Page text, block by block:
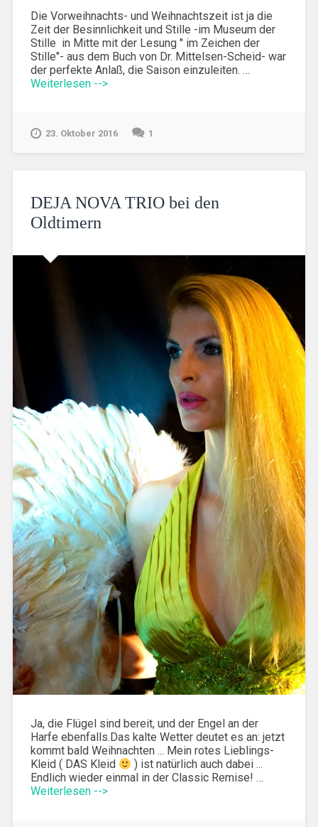
Die Vorweihnachts- und Weihnachtszeit ist ja die
Zeit der Besinnlichkeit und Stille -im Museum der
Stille in Mitte mit der Lesung " im Zeichen der
Stille"- aus dem Buch von Dr. Mittelsen-Scheid- war
der perfekte Anlaß, die Saison einzuleiten. …
Weiterlesen -->
23. Oktober 2016 1
DEJA NOVA TRIO bei den
Oldtimern
Ja, die Flügel sind bereit, und der Engel an der
Harfe ebenfalls.Das kalte Wetter deutet es an: jetzt
kommt bald Weihnachten ... Mein rotes Lieblings-
Kleid ( DAS Kleid
) ist natürlich auch dabei ...
Endlich wieder einmal in der Classic Remise! …
Weiterlesen -->